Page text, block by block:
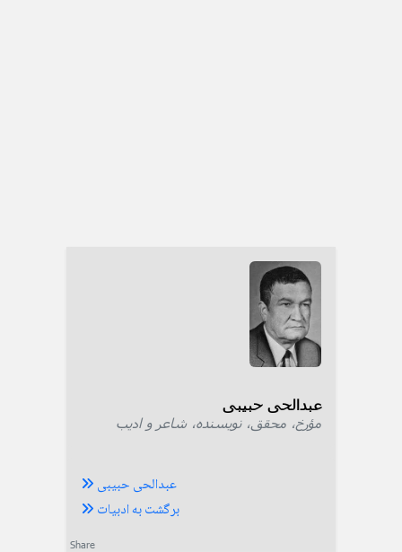
عبدالحی حبیبی
مؤرخ، محقق، نویسنده، شاعر و ادیب
عبدالحی حبیبی
برگشت به ادبیات
Share